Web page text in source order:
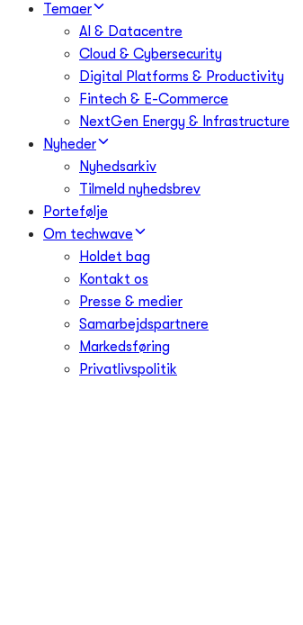
Temaer
AI & Datacentre
Cloud & Cybersecurity
Digital Platforms & Productivity
Fintech & E-Commerce
NextGen Energy & Infrastructure
Nyheder
Nyhedsarkiv
Tilmeld nyhedsbrev
Portefølje
Om techwave
Holdet bag
Kontakt os
Presse & medier
Samarbejdspartnere
Markedsføring
Privatlivspolitik